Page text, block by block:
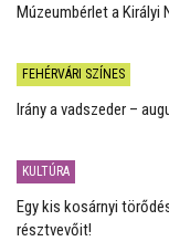
Múzeumbérlet a Királyi
FEHÉRVÁRI SZÍNES
Irány a vadszeder –
KULTÚRA
Egy kis kosárnyi
résztvevőit!